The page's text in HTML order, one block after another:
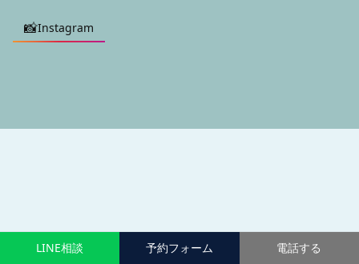
📸Instagram
LINE相談 予約フォーム 電話する